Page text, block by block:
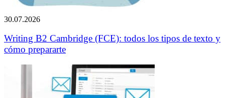
30.07.2026
Writing B2 Cambridge (FCE): todos los tipos de texto y
cómo prepararte